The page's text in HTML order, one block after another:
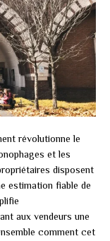
révolutionne le
et les
disposent
estimation fiable de
aux vendeurs une
comment cet